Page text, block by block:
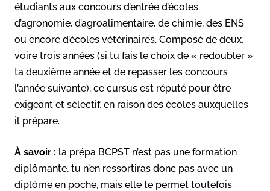
étudiants aux concours d’entrée d’écoles
d’agronomie, d’agroalimentaire, de chimie, des ENS
ou encore d’écoles vétérinaires. Composé de deux,
voire trois années (si tu fais le choix de « redoubler »
ta deuxième année et de repasser les concours
l’année suivante), ce cursus est réputé pour être
exigeant et sélectif, en raison des écoles auxquelles
il prépare.
À savoir : la prépa BCPST n’est pas une formation
diplômante, tu n’en ressortiras donc pas avec un
diplôme en poche, mais elle te permet toutefois